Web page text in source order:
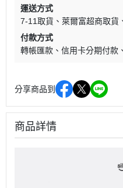
運送方式
7-11取貨
萊爾富超商取貨
付款方式
轉帳匯款
信用卡分期付款
分享商品到
商品詳情